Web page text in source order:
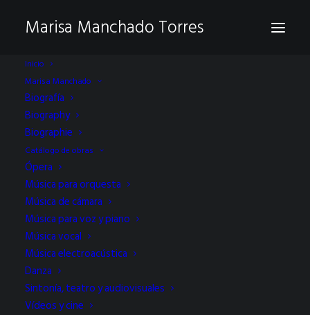
Marisa Manchado Torres
Inicio
Marisa Manchado
Biografía
Biography
Biographie
Catálogo de obras
Ópera
Música para orquesta
Música de cámara
Música para voz y piano
Música vocal
Música electroacústica
Danza
Sintonía, teatro y audiovisuales
Vídeos y cine
del amor místico